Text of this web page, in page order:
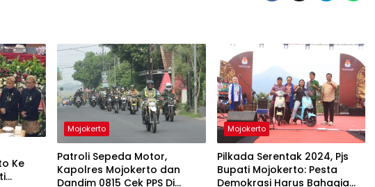
Ke
Mojokerto
Patroli Sepeda Motor,
Kapolres Mojokerto dan
Dandim 0815 Cek PPS Di
Mojokerto
Pilkada Serentak 2024, Pjs
Bupati Mojokerto: Pesta
Demokrasi Harus Bahagia